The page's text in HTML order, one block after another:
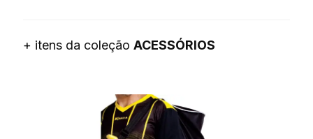
+ itens da coleção ACESSÓRIOS